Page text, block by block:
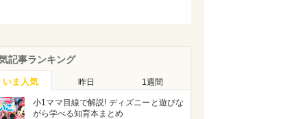
記事ランキング
いま人気 昨日 1週間
小1ママ目線で解説! ディズニーと遊びな
がら学べる知育本まとめ